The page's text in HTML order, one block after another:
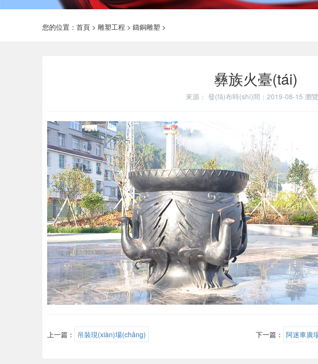
您的位置： 首頁 > 雕塑工程 > 鑄銅雕塑 >
彝族火臺(tái)
來源： 發(fā)布時(shí)間：2019-08-15 瀏
上一篇： 吊裝現(xiàn)場(chǎng) 下一篇： 阿迷車廣